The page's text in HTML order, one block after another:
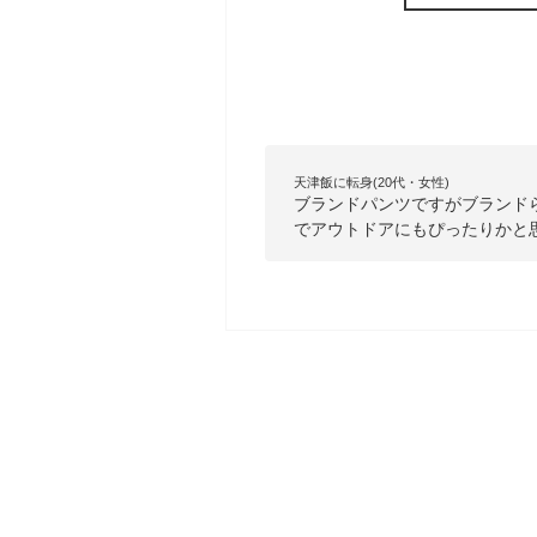
天津飯に転身(20代・女性)
ブランドパンツですがブラン
でアウトドアにもぴったりかと